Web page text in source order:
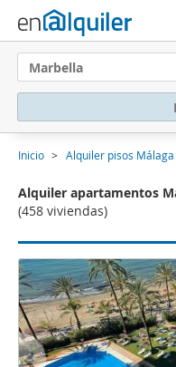
Marbella
Inicio Alquiler pisos Málaga
Alquiler apartamentos
(458 viviendas)